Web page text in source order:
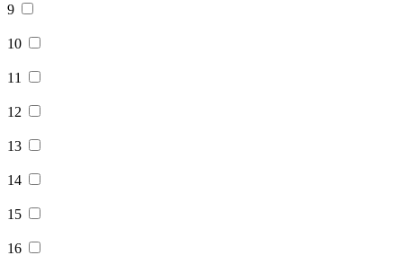
9
10
11
12
13
14
15
16